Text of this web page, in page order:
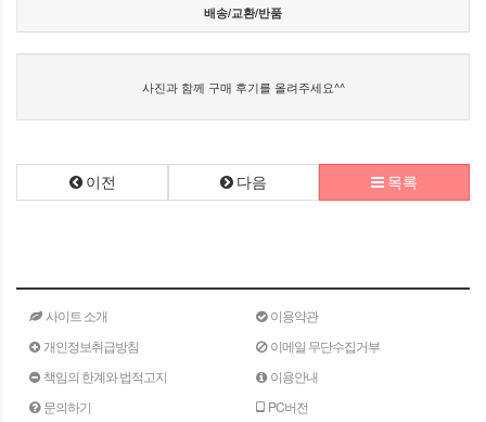
배송/교환/반품
사진과 함께 구매 후기를 올려주세요^^
이전 다음 목록
사이트 소개
이용약관
개인정보취급방침
이메일 무단수집거부
책임의 한계와 법적고지
이용안내
문의하기
PC버전